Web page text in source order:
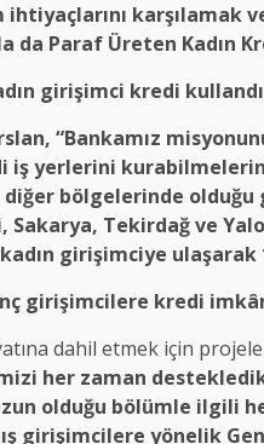
karşılamak
Paraf Üreten Kadın
girişimci kredi kullandı
“Bankamız
iş yerlerini
diğer bölgelerinde
Sakarya, Tekirdağ ve
girişimciye
girişimcilere kredi
dahil etmek için
her zaman
olduğu bölümle ilgili
girişimcilere yönelik